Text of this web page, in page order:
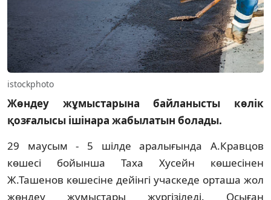
istockphoto
Жөндеу жұмыстарына байланысты көлік
қозғалысы ішінара жабылатын болады.
29 маусым - 5 шілде аралығында А.Кравцов
көшесі бойынша Таха Хусейн көшесінен
Ж.Ташенов көшесіне дейінгі учаскеде орташа жол
жөндеу жұмыстары жүргізіледі. Осыған